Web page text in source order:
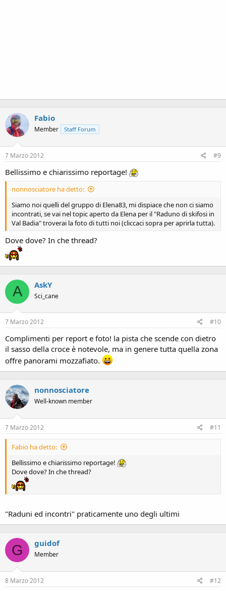
Fabio
Member Staff Forum
7 Marzo 2012 #9
Bellissimo e chiarissimo reportage!
nonnosciatore ha detto:
Siamo noi quelli del gruppo di Elena83, mi dispiace che non ci siamo
incontrati, se vai nel topic aperto da Elena per il "Raduno di skifosi in
Val Badia" troverai la foto di tutti noi (cliccaci sopra per aprirla tutta).
Dove dove? In che thread?
A AskY
Sci_cane
7 Marzo 2012 #10
Complimenti per report e foto! la pista che scende con dietro
il sasso della croce è notevole, ma in genere tutta quella zona
offre panorami mozzafiato.
nonnosciatore
Well-known member
7 Marzo 2012 #11
Fabio ha detto:
Bellissimo e chiarissimo reportage!
Dove dove? In che thread?
"Raduni ed incontri" praticamente uno degli ultimi
G guidof
Member
8 Marzo 2012 #12